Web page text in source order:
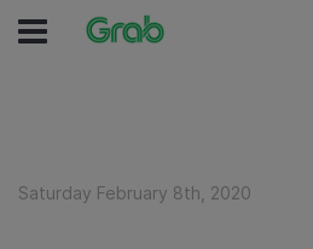
Saturday February 8th, 2020